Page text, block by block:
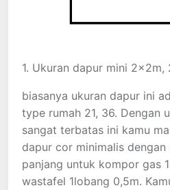
1. Ukuran dapur mini 2x2m,
biasanya ukuran dapur ini
type rumah 21, 36. Dengan
sangat terbatas ini kamu
dapur cor minimalis dengan
panjang untuk kompor gas
wastafel 1lobang 0,5m.